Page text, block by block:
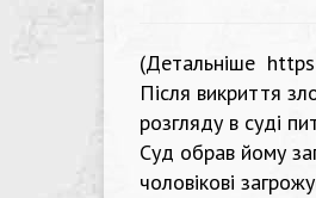
(Детальніше
Після викриття
розгляду в суді
Суд обрав йому
чоловікові